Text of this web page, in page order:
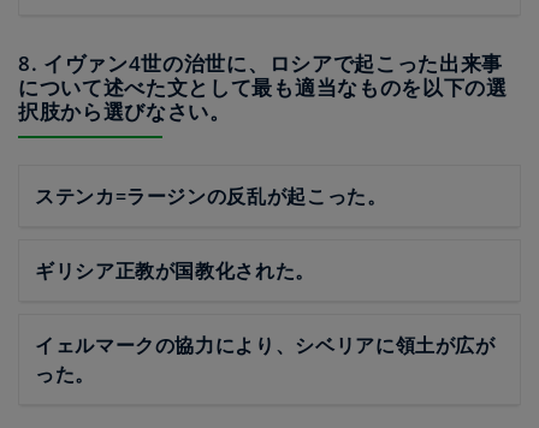
8. イヴァン4世の治世に、ロシアで起こった出来事
について述べた文として最も適当なものを以下の選
択肢から選びなさい。
ステンカ=ラージンの反乱が起こった。
ギリシア正教が国教化された。
イェルマークの協力により、シベリアに領土が広が
った。